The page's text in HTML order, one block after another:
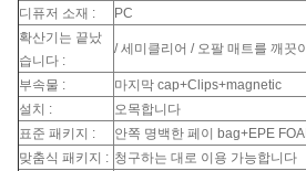
디퓨저 소재 :
PC
확산기는 끝났
습니다 :
/ 세미클리어 / 오팔 매트를 깨끗
부속물 :
마지막 cap+Clips+magnetic
설치 :
오목합니다
표준 패키지 :
안쪽 명백한 페이 bag+EPE
맞춤식 패키지 : 청구하는 대로 이용 가능합니다